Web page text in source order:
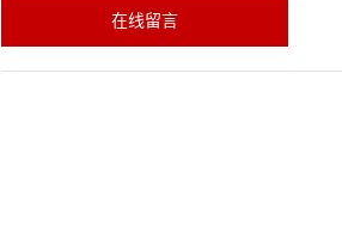
在线留言